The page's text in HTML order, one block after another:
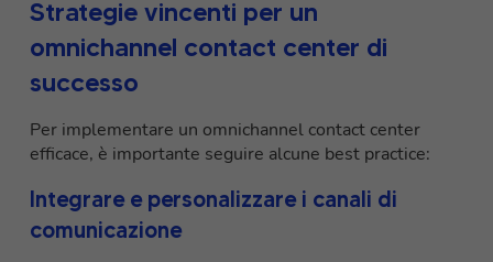
Strategie vincenti per un
omnichannel contact center di
successo
Per implementare un omnichannel contact center
efficace, è importante seguire alcune best practice:
Integrare e personalizzare i canali di
comunicazione